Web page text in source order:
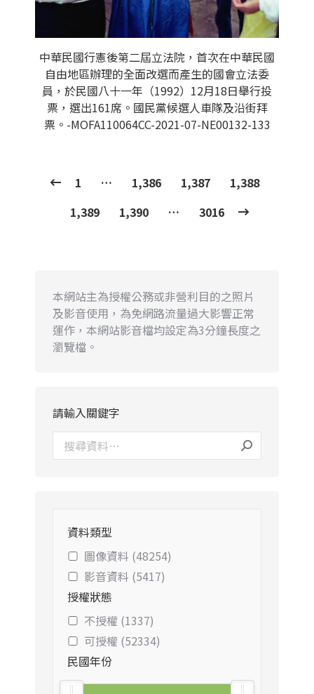
中華民國行憲後第二屆立法院，首次在中華民國
自由地區辦理的全面改選而產生的國會立法委
員，於民國八十一年（1992）12月18日舉行投
票，選出161席。國民黨候選人車隊及沿街拜
票。-MOFA110064CC-2021-07-NE00132-133
1 … 1,386 1,387
1,388
1,389
1,390 … 3016
本網站主為授權公務或非營利目的之照片
及影音使用，為免網路流量過大影響正常
運作，本網站影音檔均設定為3分鐘長度之
瀏覽檔。
請輸入關鍵字
資料類型
圖像資料 (48254)
影音資料 (5417)
授權狀態
不授權 (1337)
可授權 (52334)
民國年份